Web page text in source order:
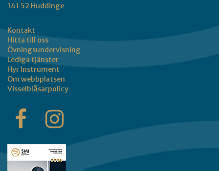
141 52 Huddinge
Kontakt
Hitta till oss
Övningsundervisning
Lediga tjänster
Hyr Instrument
Om webbplatsen
Visselblåsarpolicy